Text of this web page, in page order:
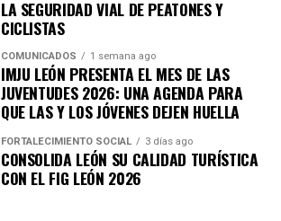
LA SEGURIDAD VIAL DE PEATONES Y
CICLISTAS
COMUNICADOS 1 semana ago
IMJU LEÓN PRESENTA EL MES DE LAS
JUVENTUDES 2026: UNA AGENDA PARA
QUE LAS Y LOS JÓVENES DEJEN HUELLA
FORTALECIMIENTO SOCIAL 3 días ago
CONSOLIDA LEÓN SU CALIDAD TURÍSTICA
CON EL FIG LEÓN 2026